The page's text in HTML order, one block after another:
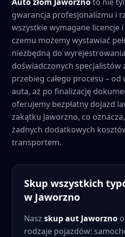
gwarancja profesjonalizmu i
wszystkie wymagane licencje
czemu możemy wystawiać
niezbędną do
doświadczonych specjalistów
przebieg całego procesu –
auta, aż po finalizację
oferujemy bezpłatny dojazd
zakątku Jaworzno, co
żadnych dodatkowych
transportem.
Skup wszystkich
w Jaworzno
Nasz skup aut Jaworzno
rodzaje pojazdów: